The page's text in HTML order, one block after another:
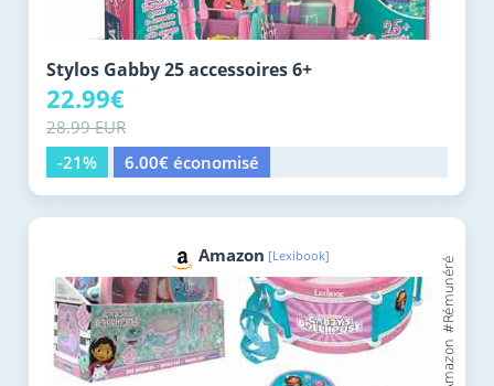
Stylos Gabby 25 accessoires 6+
22.99€
28.99 EUR
-21%
6.00€ économisé
Amazon [Lexibook]